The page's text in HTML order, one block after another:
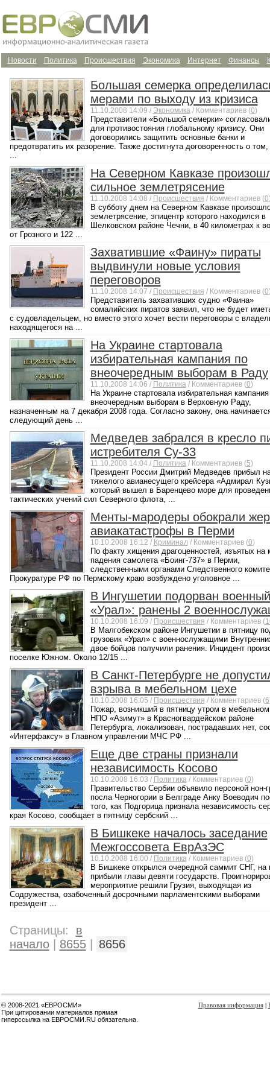
Финансы
Интернет
Экономика
Происшествия
Политика
Новости
Большая семерка
мерами по выходу из кризиса
11.10.2008 14:09 / Экономика/ Комментариев (0)
Представители «Большой семерки»
для противостояния глобальному кризису. Они
договорились защитить основные банки и
предотвратить их разорение. Также достигнута договоренность о
...
На Северном Кавказе
сильное землетрясение
11.10.2008 14:08 / Происшествия / Комментариев (0
В субботу днем на Северном Кавказе
землетрясение, эпицентр которого находился в
Шелковском районе Чечни, в 40 километрах к
от Грозного и 122 ...
Захватившие «Фаину» пираты
выдвинули новые условия
переговоров
11.10.2008 14:07 / Происшествия / Комментариев (0
Представитель захвативших судно «Фаина»
сомалийских пиратов заявил, что не будет
с судовладельцем, но вместо этого хочет вести переговоры с
находящегося на ...
На Украине стартовала
избирательная кампания по
внеочередным выборам в Раду
11.10.2008 14:06 / Политика/ Комментариев (0)
На Украине стартовала избирательная
внеочередным выборам в Верховную Раду,
назначенным на 7 декабря 2008 года. Согласно закону, она
следующий день ...
Медведев забрался в кресло
истребителя Су-33
11.10.2008 14:04 / Политика/ Комментариев (5)
Президент России Дмитрий Медведев прибыл
тяжелого авианесущего крейсера «Адмирал
который вышел в Баренцево море для
тактических учений сил Северного флота, ...
Менты-мародеры обокрали
авиакатастрофы в Перми
10.10.2008 16:12 / Криминал / Комментариев (0)
По факту хищения драгоценностей, изъятых на
падения самолета «Боинг-737» в Перми,
следственными органами Следственного
Прокуратуре РФ по Пермскому краю возбуждено уголовное ...
В Ингушетии подорван военный
«Урал»: ранены 2
10.10.2008 16:09 / Происшествия / Комментариев (
В Малгобекском районе Ингушетии в пятницу
грузовик «Урал» с военнослужащими
двое бойцов получили ранения. Инцидент
поселке Южном. Около 12/15 ...
В Санкт-Петербурге не
взрыва в мебельном цехе
10.10.2008 16:05 / Происшествия / Комментариев (6
Пожар, возникший в пятницу утром в
НПО «Азимут» в Красногвардейском районе
Петербурга, локализован, пострадавших нет,
«Интерфаксу» в Главном управлении МЧС РФ ...
Еще две страны признали
независимость Косово
10.10.2008 16:03 / Политика/ Комментариев (0)
Правительство Сербии объявило персоной нон-
посла Черногории в Белграде Анку Воеводич
того, как Подгорица признала независимость
края Косово, сообщает в пятницу сербский ...
В Бишкеке началось заседание
Межгоссовета ЕврАзЭС
10.10.2008 16:00 / Политика/ Комментариев (0)
В Бишкеке открылся очередной саммит СНГ, на
прибыли главы девяти государств.
мероприятие решили Грузия, выходящая из
Содружества, озабоченный досрочными парламентскими выборами
президент ...
Страницы: в
начало| 8655| 8656
© 2008-2021 «ЕВРОСМИ»
При цитировании материалов прямая
гиперссылка на ЕВРОСМИ.RU обязательна.
Правовая информация|